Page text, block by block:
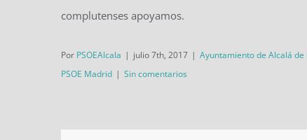
complutenses apoyamos.
Por PSOEAlcala | julio 7th, 2017 | Ayuntamiento de Alcalá de
PSOE Madrid | Sin comentarios